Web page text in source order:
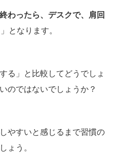
わったら、デスクで、肩回
」となります。
る」と比較してどうでしょ
のではないでしょうか？
やすいと感じるまで習慣の
ょう。